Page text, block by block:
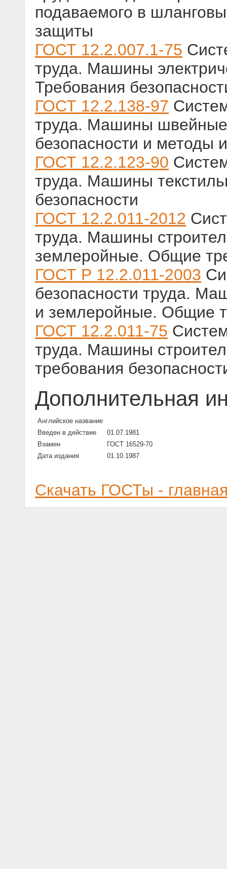
подаваемого в
защиты
ГОСТ 12.2.007.1-75
труда. Машины
Требования
ГОСТ 12.2.138-97
труда. Машины
безопасности и методы
ГОСТ 12.2.123-90
труда. Машины
безопасности
ГОСТ 12.2.011-2012
труда. Машины
землеройные. Общие
ГОСТ Р 12.2.011-2003
безопасности труда.
и землеройные. Общие
ГОСТ 12.2.011-75
труда. Машины
требования
Дополнительная
Английское название
Введен в действие
01.07.1981
Взамен
ГОСТ 16529-70
Дата издания
01.10.1987
Скачать ГОСТы -